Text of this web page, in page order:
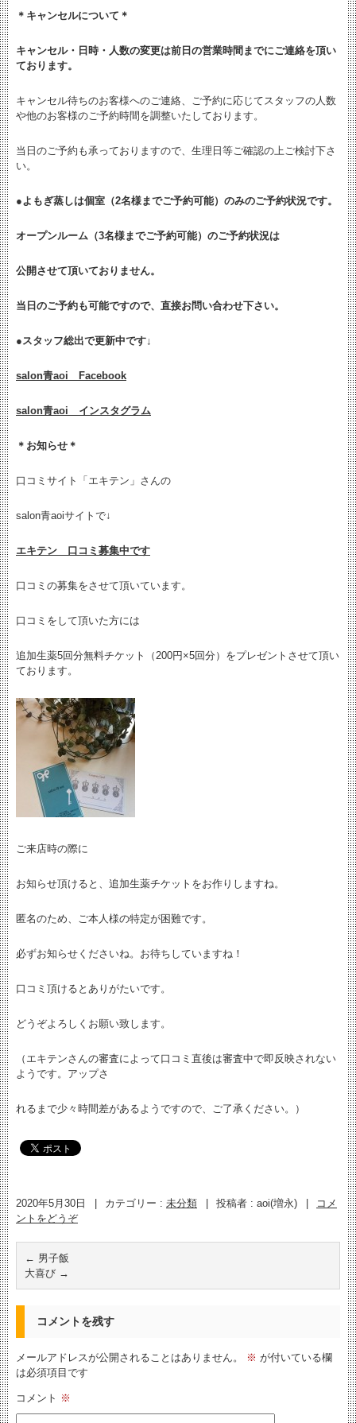
＊キャンセルについて＊
キャンセル・日時・人数の変更は前日の営業時間までにご連絡を頂い
ております。
キャンセル待ちのお客様へのご連絡、ご予約に応じてスタッフの人数
や他のお客様のご予約時間を調整いたしております。
当日のご予約も承っておりますので、生理日等ご確認の上ご検討下さ
い。
●よもぎ蒸しは個室（2名様までご予約可能）のみのご予約状況です。
オープンルーム（3名様までご予約可能）のご予約状況は
公開させて頂いておりません。
当日のご予約も可能ですので、直接お問い合わせ下さい。
●スタッフ総出で更新中です↓
salon青aoi Facebook
salon青aoi インスタグラム
＊お知らせ＊
口コミサイト「エキテン」さんの
salon青aoiサイトで↓
エキテン 口コミ募集中です
口コミの募集をさせて頂いています。
口コミをして頂いた方には
追加生薬5回分無料チケット（200円×5回分）をプレゼントさせて頂い
ております。
ご来店時の際に
お知らせ頂けると、追加生薬チケットをお作りしますね。
匿名のため、ご本人様の特定が困難です。
必ずお知らせくださいね。お待ちしていますね！
口コミ頂けるとありがたいです。
どうぞよろしくお願い致します。
（エキテンさんの審査によって口コミ直後は審査中で即反映されない
ようです。アップさ
れるまで少々時間差があるようですので、ご了承ください。）
2020年5月30日 カテゴリー : 未分類 投稿者 : aoi(増永)
コメ
ントをどうぞ
← 男子飯
大喜び →
コメントを残す
メールアドレスが公開されることはありません。 ※ が付いている欄
は必須項目です
コメント ※